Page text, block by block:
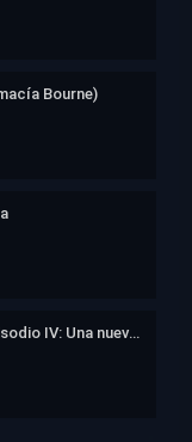
Bourne)
La guerra de las galaxias Episodio IV: Una nueva esperanza